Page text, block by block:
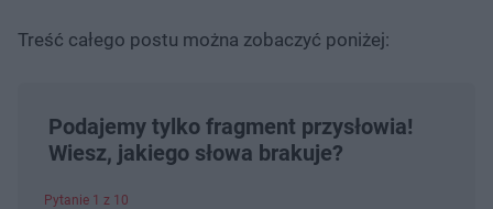
Treść całego postu można zobaczyć poniżej:
Podajemy tylko fragment przysłowia!
Wiesz, jakiego słowa brakuje?
Pytanie 1 z 10